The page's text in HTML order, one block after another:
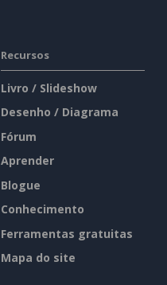
Recursos
Livro / Slideshow
Desenho / Diagrama
Fórum
Aprender
Blogue
Conhecimento
Ferramentas gratuitas
Mapa do site